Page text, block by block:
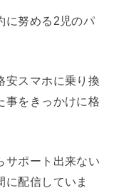
に努める2児のパ
安スマホに乗り換
事をきっかけに格
サポート出来ない
に配信していま